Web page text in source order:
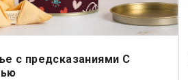
с предсказаниями С